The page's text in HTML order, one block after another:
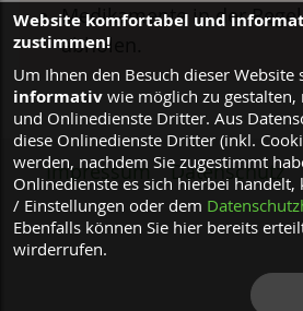
Medikamente in der
abholen.
Impressum Datenschutz
Website komfortabel und
zustimmen!
Um Ihnen den Besuch dieser Website
informativwie möglich zu gestalten,
und Onlinedienste Dritter. Aus
diese Onlinedienste Dritter (inkl.
werden, nachdem Sie zugestimmt
Onlinedienste es sich hierbei handelt,
/ Einstellungen oder dem
Ebenfalls können Sie hier bereits
wirderrufen.